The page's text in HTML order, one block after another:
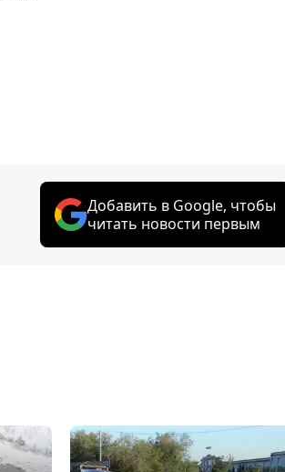
Добавить в Google, чтобы
читать новости первым